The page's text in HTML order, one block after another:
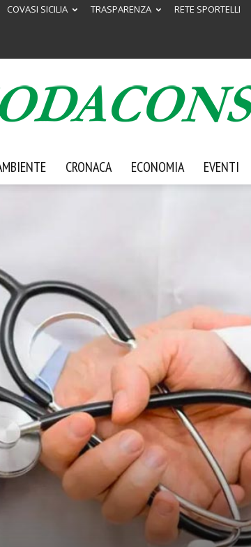
COVASI SICILIA TRASPARENZA RETE SPORTELLI
Codacons
CRONACA ECONOMIA EVENTI